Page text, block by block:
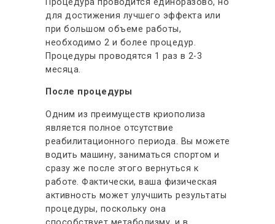
для достижения лучшего эффекта или
при большом объеме работы,
необходимо 2 и более процедур.
Процедуры проводятся 1 раз в 2-3
месяца.
После процедуры
Одним из преимуществ криополиза
является полное отсутствие
реабилитационного периода. Вы можете
водить машину, заниматься спортом и
сразу же после этого вернуться к
работе. Фактически, ваша физическая
активность может улучшить результаты
процедуры, поскольку она